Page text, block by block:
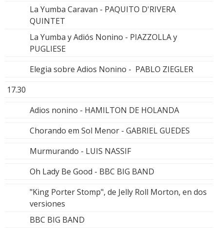
La Yumba Caravan - PAQUITO D'RIVERA
QUINTET
La Yumba y Adiós Nonino - PIAZZOLLA y
PUGLIESE
Elegia sobre Adios Nonino - PABLO ZIEGLER
17.30
Adios nonino - HAMILTON DE HOLANDA
Chorando em Sol Menor - GABRIEL GUEDES
Murmurando - LUIS NASSIF
Oh Lady Be Good - BBC BIG BAND
"King Porter Stomp", de Jelly Roll Morton, en dos
versiones
BBC BIG BAND